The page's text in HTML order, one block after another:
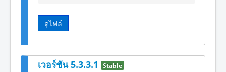
ดูไฟล์
เวอร์ชัน 5.3.3.1 Stable